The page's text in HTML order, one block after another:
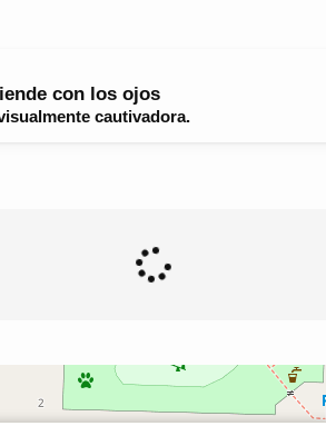
con los ojos
cautivadora.